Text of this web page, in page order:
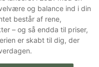
og balance ind i din
består af rene,
– og så endda til priser,
er skabt til dig, der